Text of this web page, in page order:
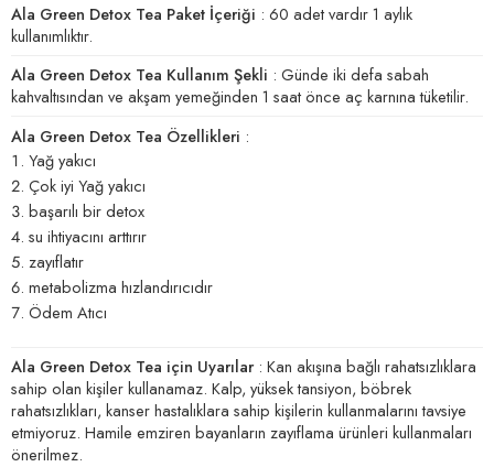
Ala Green Detox Tea Paket İçeriği : 60 adet vardır 1 aylık
kullanımlıktır.
Ala Green Detox Tea Kullanım Şekli : Günde iki defa sabah
kahvaltısından ve akşam yemeğinden 1 saat önce aç karnına tüketilir.
Ala Green Detox Tea Özellikleri :
Yağ yakıcı
Çok iyi Yağ yakıcı
başarılı bir detox
su ihtiyacını arttırır
zayıflatır
metabolizma hızlandırıcıdır
Ödem Atıcı
Ala Green Detox Tea için Uyarılar: Kan akışına bağlı rahatsızlıklara
sahip olan kişiler kullanamaz. Kalp, yüksek tansiyon, böbrek
rahatsızlıkları, kanser hastalıklara sahip kişilerin kullanmalarını tavsiye
etmiyoruz. Hamile emziren bayanların zayıflama ürünleri kullanmaları
önerilmez.